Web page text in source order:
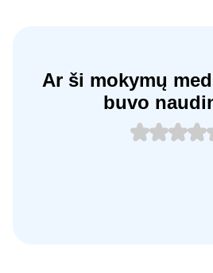
Ar ši mokymų
buvo